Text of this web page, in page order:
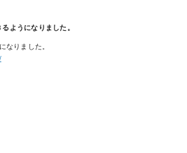
ようになりました。
なりました。